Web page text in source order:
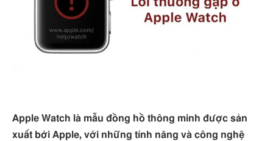
Apple Watch là mẫu đồng hồ thông minh được sản
xuất bởi Apple, với những tính năng và công nghệ